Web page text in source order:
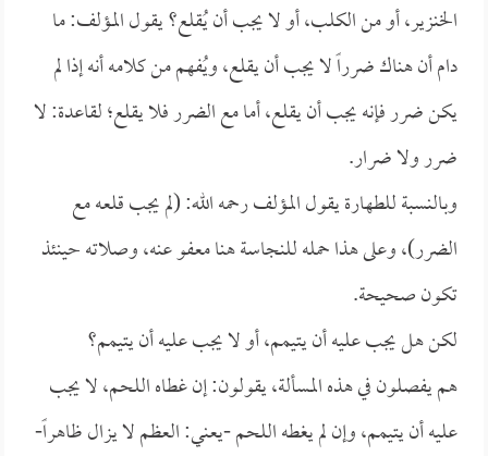
الخنزير، أو من الكلب، أو لا يجب أن يُقلع؟ يقول المؤلف: ما
دام أن هناك ضرراً لا يجب أن يقلع، ويُفهم من كلامه أنه إذا لم
يكن ضرر فإنه يجب أن يقلع، أما مع الضرر فلا يقلع؛ لقاعدة: لا
ضرر ولا ضرار.
وبالنسبة للطهارة يقول المؤلف رحمه الله: (لم يجب قلعه مع
الضرر)، وعلى هذا حمله للنجاسة هنا معفو عنه، وصلاته حينئذ
تكون صحيحة.
لكن هل يجب عليه أن يتيمم، أو لا يجب عليه أن يتيمم؟
هم يفصلون في هذه المسألة، يقولون: إن غطاه اللحم، لا يجب
عليه أن يتيمم، وإن لم يغطه اللحم -يعني: العظم لا يزال ظاهراً-